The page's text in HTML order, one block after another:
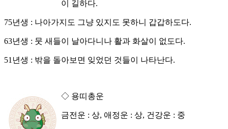
이 길하다.
75년생 : 나아가지도 그냥 있지도 못하니 갑갑하도다.
63년생 : 뭇 새들이 날아다니나 활과 화살이 없도다.
51년생 : 밖을 돌아보면 잊었던 것들이 나타난다.
◇ 용띠총운
금전운 : 상, 애정운 : 상, 건강운 : 중